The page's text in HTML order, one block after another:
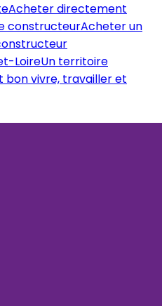
Acheter directement
constructeurAcheter un
LoireUn territoire
bon vivre, travailler et